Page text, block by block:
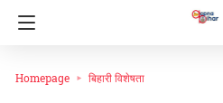
Homepage बिहारी विशेषता